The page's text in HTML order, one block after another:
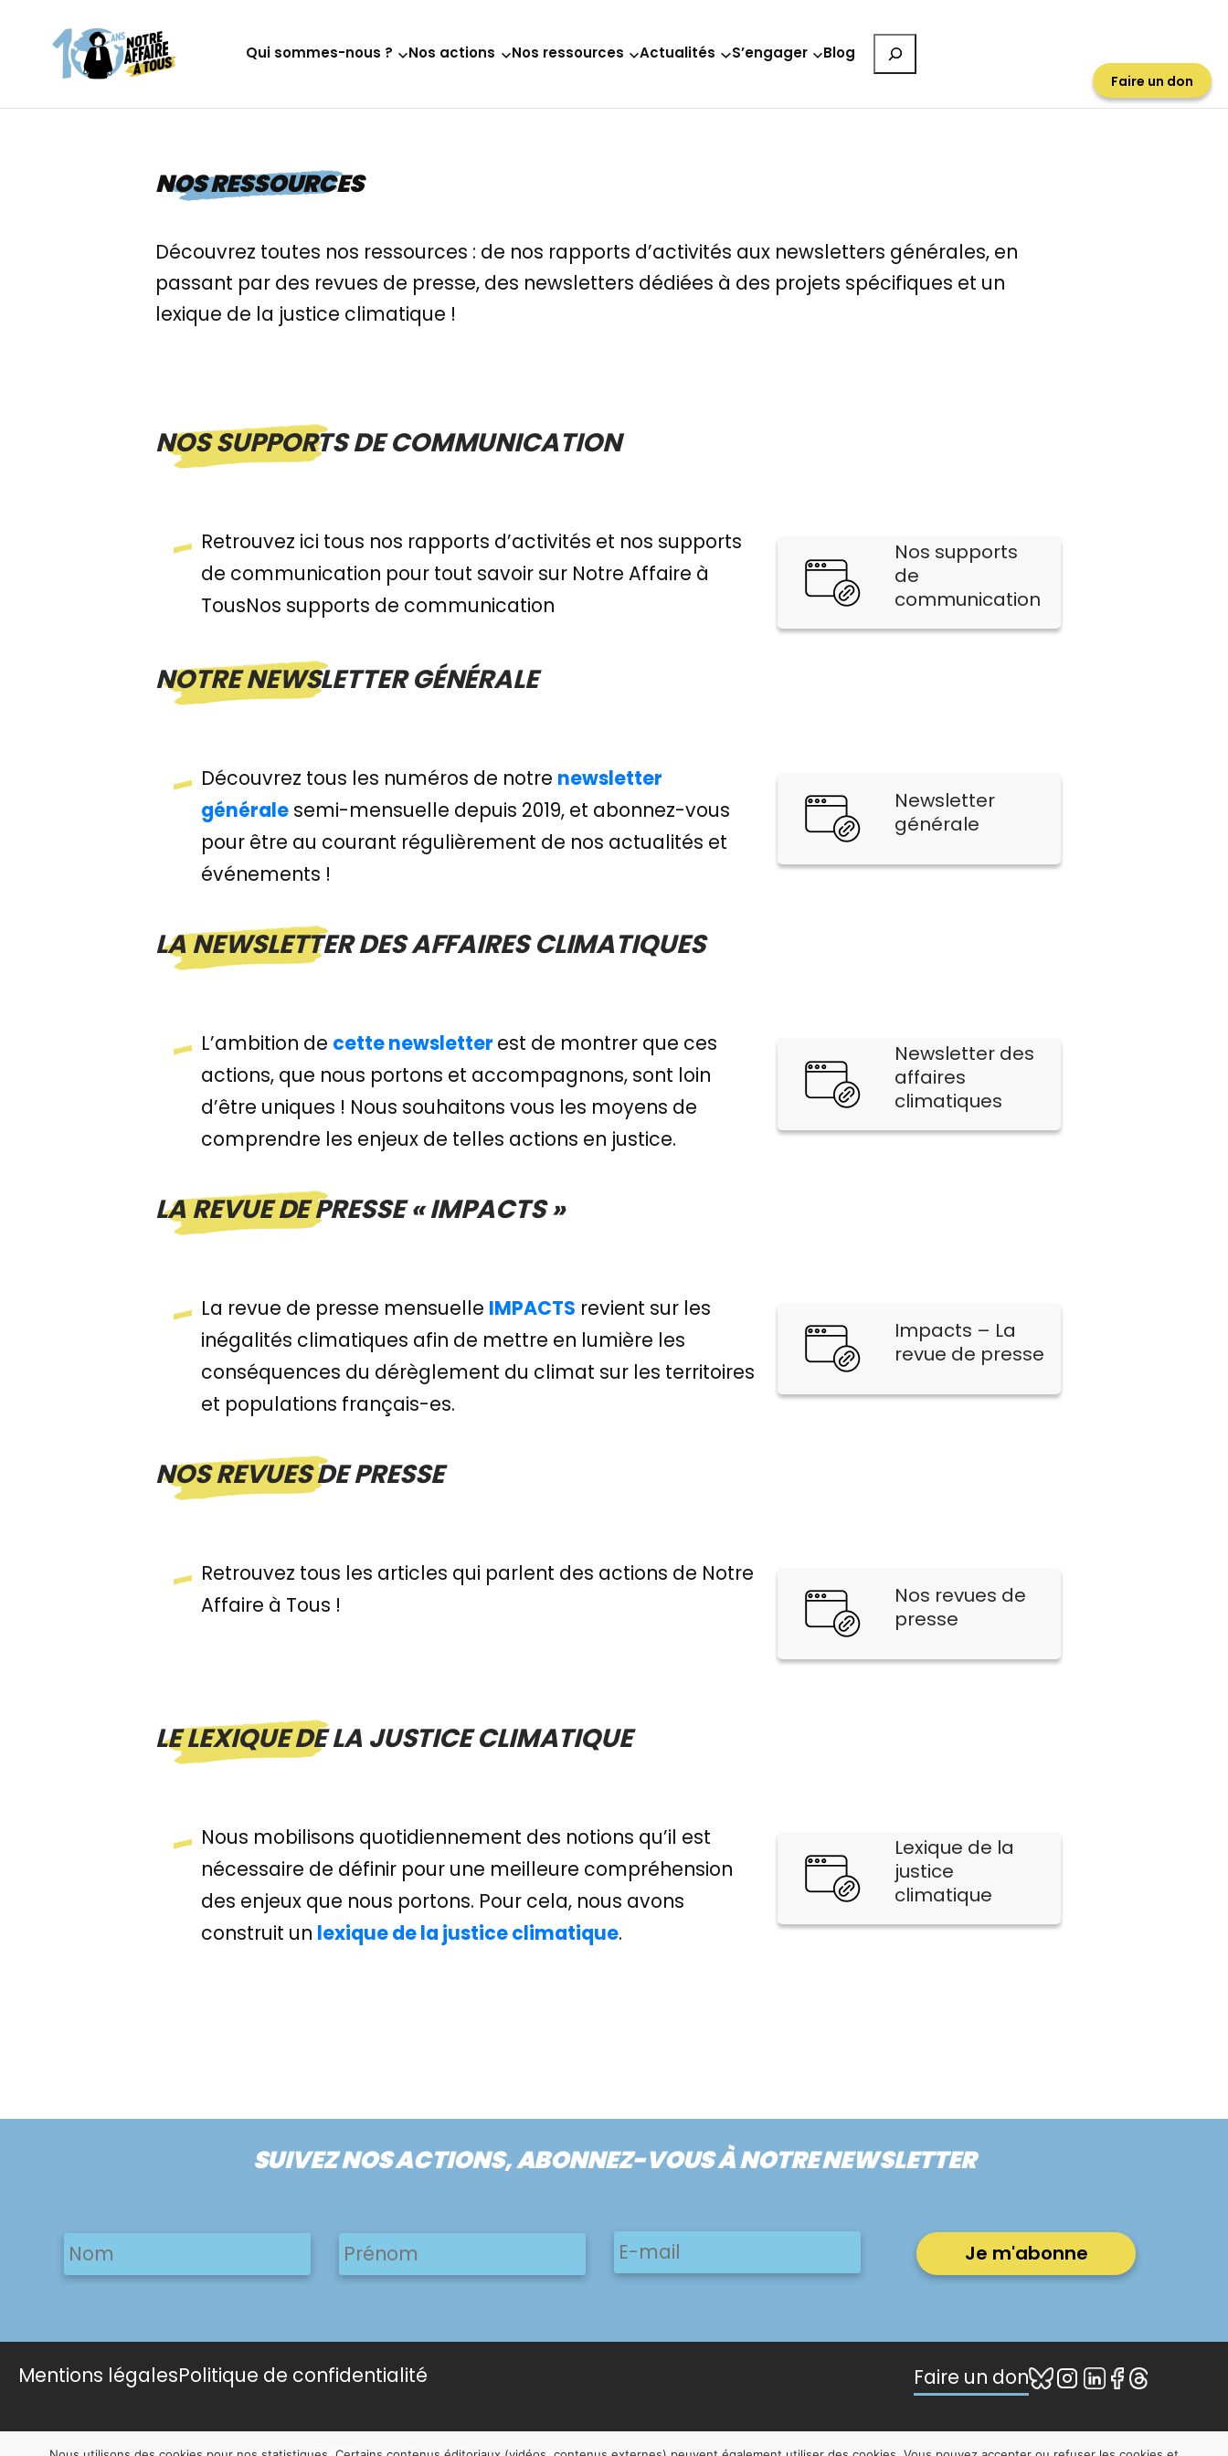
contenu
Qui sommes-nous ? Nos actions Nos ressources Actualités S’engager Blog
Faire un don
NOS RESSOURCES
Découvrez toutes nos ressources : de nos rapports d’activités aux newsletters générales, en
passant par des revues de presse, des newsletters dédiées à des projets spécifiques et un
lexique de la justice climatique !
NOS SUPPORTS DE COMMUNICATION
Retrouvez ici tous nos rapports d’activités et nos supports
de communication pour tout savoir sur Notre Affaire à
TousNos supports de communication
Nos supports
de
communication
NOTRE NEWSLETTER GÉNÉRALE
Découvrez tous les numéros de notre newsletter
générale semi-mensuelle depuis 2019, et abonnez-vous
pour être au courant régulièrement de nos actualités et
événements !
Newsletter
générale
LA NEWSLETTER DES AFFAIRES CLIMATIQUES
L’ambition de cette newsletter est de montrer que ces
actions, que nous portons et accompagnons, sont loin
d’être uniques ! Nous souhaitons vous les moyens de
comprendre les enjeux de telles actions en justice.
Newsletter des
affaires
climatiques
LA REVUE DE PRESSE « IMPACTS »
La revue de presse mensuelle IMPACTS revient sur les
inégalités climatiques afin de mettre en lumière les
conséquences du dérèglement du climat sur les territoires
et populations français-es.
Impacts – La
revue de presse
NOS REVUES DE PRESSE
Retrouvez tous les articles qui parlent des actions de Notre
Affaire à Tous !
Nos revues de
presse
LE LEXIQUE DE LA JUSTICE CLIMATIQUE
Nous mobilisons quotidiennement des notions qu’il est
nécessaire de définir pour une meilleure compréhension
des enjeux que nous portons. Pour cela, nous avons
construit un lexique de la justice climatique.
Lexique de la
justice
climatique
SUIVEZ NOS ACTIONS, ABONNEZ-VOUS À NOTRE NEWSLETTER
Nom Prénom
E-
mail
Mentions légalesPolitique de confidentialité Faire un don
© 2025 Notre Affaire à Tous | Conçu parNOUS, Ouvert, Utile & SimpleavecWordPress